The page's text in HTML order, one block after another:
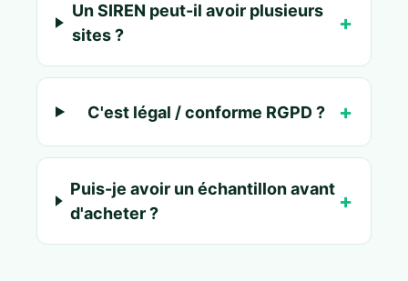
Un SIREN peut-il avoir plusieurs
sites ?
C'est légal / conforme RGPD ?
Puis-je avoir un échantillon avant
d'acheter ?